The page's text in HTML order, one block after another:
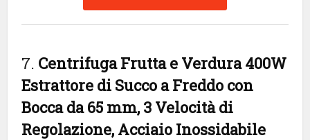
7. Centrifuga Frutta e Verdura 400W
Estrattore di Succo a Freddo con
Bocca da 65 mm, 3 Velocità di
Regolazione, Acciaio Inossidabile